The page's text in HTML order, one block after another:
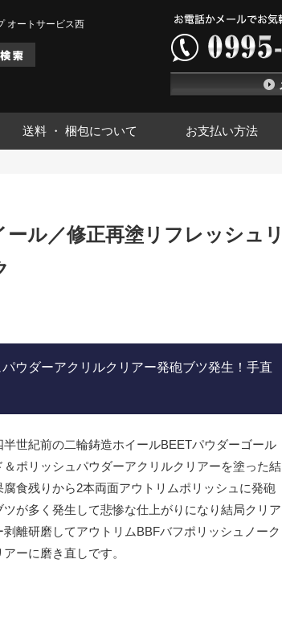
オートサービス西
送料 ・ 梱包について お支払い方法
ル／修正再塗リフレッシュリ
ウダーアクリルクリアー発砲ブツ発生！手直
半世紀前の二輪鋳造ホイールBEETパウダーゴール
＆ポリッシュパウダーアクリルクリアーを塗った結
腐食残りから2本両面アウトリムポリッシュに発砲
ツが多く発生して悲惨な仕上がりになり結局クリア
剥離研磨してアウトリムBBFバフポリッシュノーク
アーに磨き直しです。